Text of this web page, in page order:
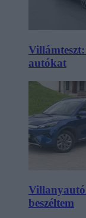
autókat
beszéltem